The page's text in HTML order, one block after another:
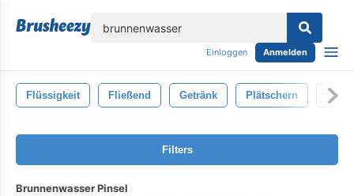
Einloggen Anmelden
Flüssigkeit Fließend Getränk Plätschern Nass
Filters
Brunnenwasser Pinsel